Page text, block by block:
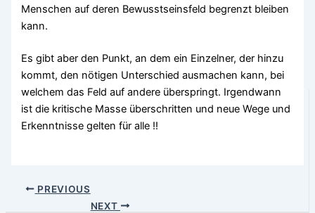
Menschen auf deren Bewusstseinsfeld begrenzt bleiben
kann.
Es gibt aber den Punkt, an dem ein Einzelner, der hinzu
kommt, den nötigen Unterschied ausmachen kann, bei
welchem das Feld auf andere überspringt. Irgendwann
ist die kritische Masse überschritten und neue Wege und
Erkenntnisse gelten für alle !!
PREVIOUS
NEXT